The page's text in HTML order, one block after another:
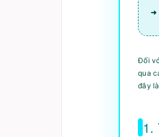
➜
Đối
qua
đây
1.